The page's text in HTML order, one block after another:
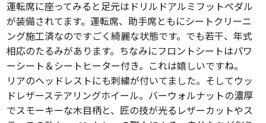
運転席に座ってみると足元はドリルドアルミフットペダル
が装備されてます。運転席、助手席ともにシートクリーニ
ング施工済なのですごく綺麗な状態です。でも若干、年式
相応のたるみがあります。ちなみにフロントシートはパワ
ーシート＆シートヒーター付き。これは嬉しいですね。
リアのヘッドレストにも刺繍が付いてました。そしてウッ
ドレザーステアリングホイール。バーウォルナットの濃厚
でスモーキーな木目柄と、匠の技が光るレザーカットやス